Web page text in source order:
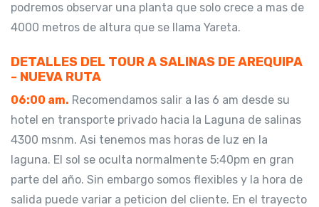
podremos observar una planta que solo crece a mas de
4000 metros de altura que se llama Yareta.
DETALLES DEL TOUR A SALINAS DE AREQUIPA
- NUEVA RUTA
06:00 am. Recomendamos salir a las 6 am desde su
hotel en transporte privado hacia la Laguna de salinas
4300 msnm. Asi tenemos mas horas de luz en la
laguna. El sol se oculta normalmente 5:40pm en gran
parte del año. Sin embargo somos flexibles y la hora de
salida puede variar a peticion del cliente. En el trayecto